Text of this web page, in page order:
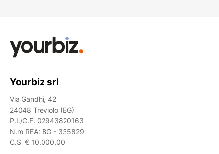
Yourbiz srl
Via Gandhi, 42
24048 Treviolo (BG)
P.I./C.F. 02943820163
N.ro REA: BG - 335829
C.S. € 10.000,00